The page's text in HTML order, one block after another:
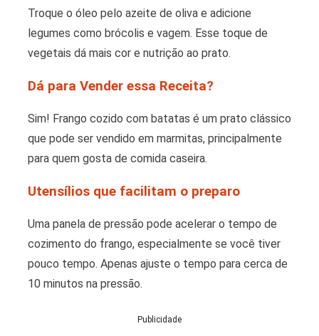
Troque o óleo pelo azeite de oliva e adicione
legumes como brócolis e vagem. Esse toque de
vegetais dá mais cor e nutrição ao prato.
Dá para Vender essa Receita?
Sim! Frango cozido com batatas é um prato clássico
que pode ser vendido em marmitas, principalmente
para quem gosta de comida caseira.
Utensílios que facilitam o preparo
Uma panela de pressão pode acelerar o tempo de
cozimento do frango, especialmente se você tiver
pouco tempo. Apenas ajuste o tempo para cerca de
10 minutos na pressão.
Publicidade